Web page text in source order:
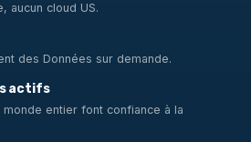
aucun cloud US.
des Données sur demande.
actifs
entier font confiance à la